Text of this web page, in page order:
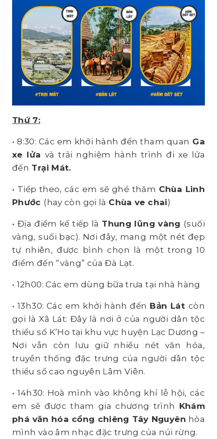
Thứ 7:
• 8:30: Các em khởi hành đến tham quan Ga
xe lửa và trải nghiệm hành trình đi xe lửa
đến Trại Mát.
• Tiếp theo, các em sẽ ghé thăm Chùa Linh
Phước (hay còn gọi là Chùa ve chai)
• Địa điểm kế tiếp là Thung lũng vàng (suối
vàng, suối bạc). Nơi đây, mang một nét đẹp
tự nhiên, được bình chọn là một trong 10
điểm đến “vàng” của Đà Lạt.
• 12h00: Các em dùng bữa trưa tại nhà hàng
• 13h30: Các em khởi hành đến Bản Lát còn
gọi là Xã Lát: Đây là nơi ở của người dân tộc
thiểu số K’Ho tại khu vực huyện Lạc Dương –
Nơi vẫn còn lưu giữ nhiều nét văn hóa,
truyền thống đặc trưng của người dân tộc
thiểu số cao nguyên Lâm Viên.
• 14h30: Hoà mình vào không khí lễ hội, các
em sẽ được tham gia chương trình Khám
phá văn hóa cồng chiêng Tây Nguyên hòa
mình vào âm nhạc đặc trưng của núi rừng.